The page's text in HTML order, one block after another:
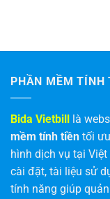
PHẦN MỀM TÍNH
Bida Vietbill là
mềm tính tiền tối
hình dịch vụ tại
cài đặt, tài liệu sử
tính năng giúp